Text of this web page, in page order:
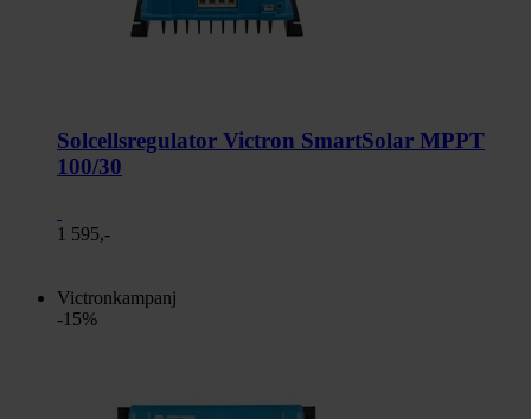
Solcellsregulator Victron SmartSolar MPPT
100/30
1 595,-
Victronkampanj
-15%